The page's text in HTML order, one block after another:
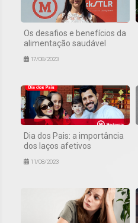
Os desafios e benefícios da
alimentação saudável
17/08/2023
Dia dos Pais: a importância
dos laços afetivos
11/08/2023